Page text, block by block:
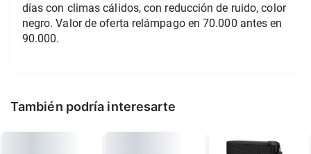
días con climas cálidos, con reducción de ruido, color
negro. Valor de oferta relámpago en 70.000 antes en
90.000.
También podría interesarte